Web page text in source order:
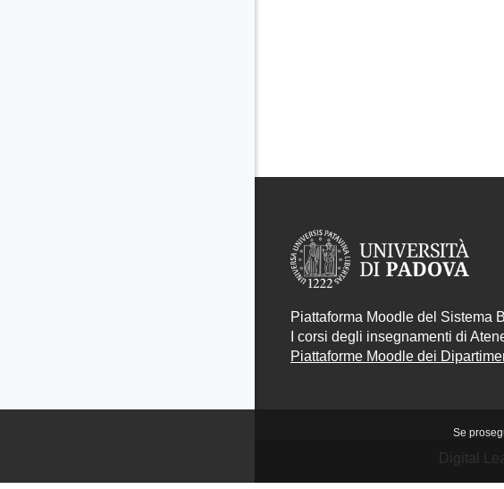
Se
Piattaforma Moodle del Sistema
I corsi degli insegnamenti di
Piattaforme Moodle dei
Digital